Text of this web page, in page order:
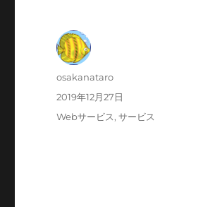
投
osakanataro
投
2019年12月27日
カ
Webサービス,サービス